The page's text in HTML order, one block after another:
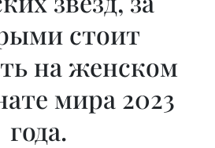
стоит
на женском
мира 2023
года.